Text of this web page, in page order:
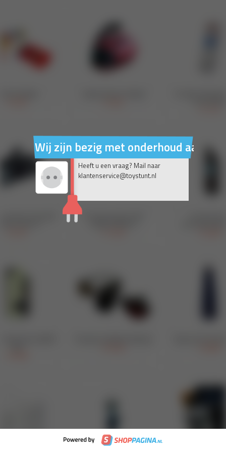
Wij zijn bezig met onderhoud aan
Heeft u een vraag? Mail naar
klantenservice@toystunt.nl